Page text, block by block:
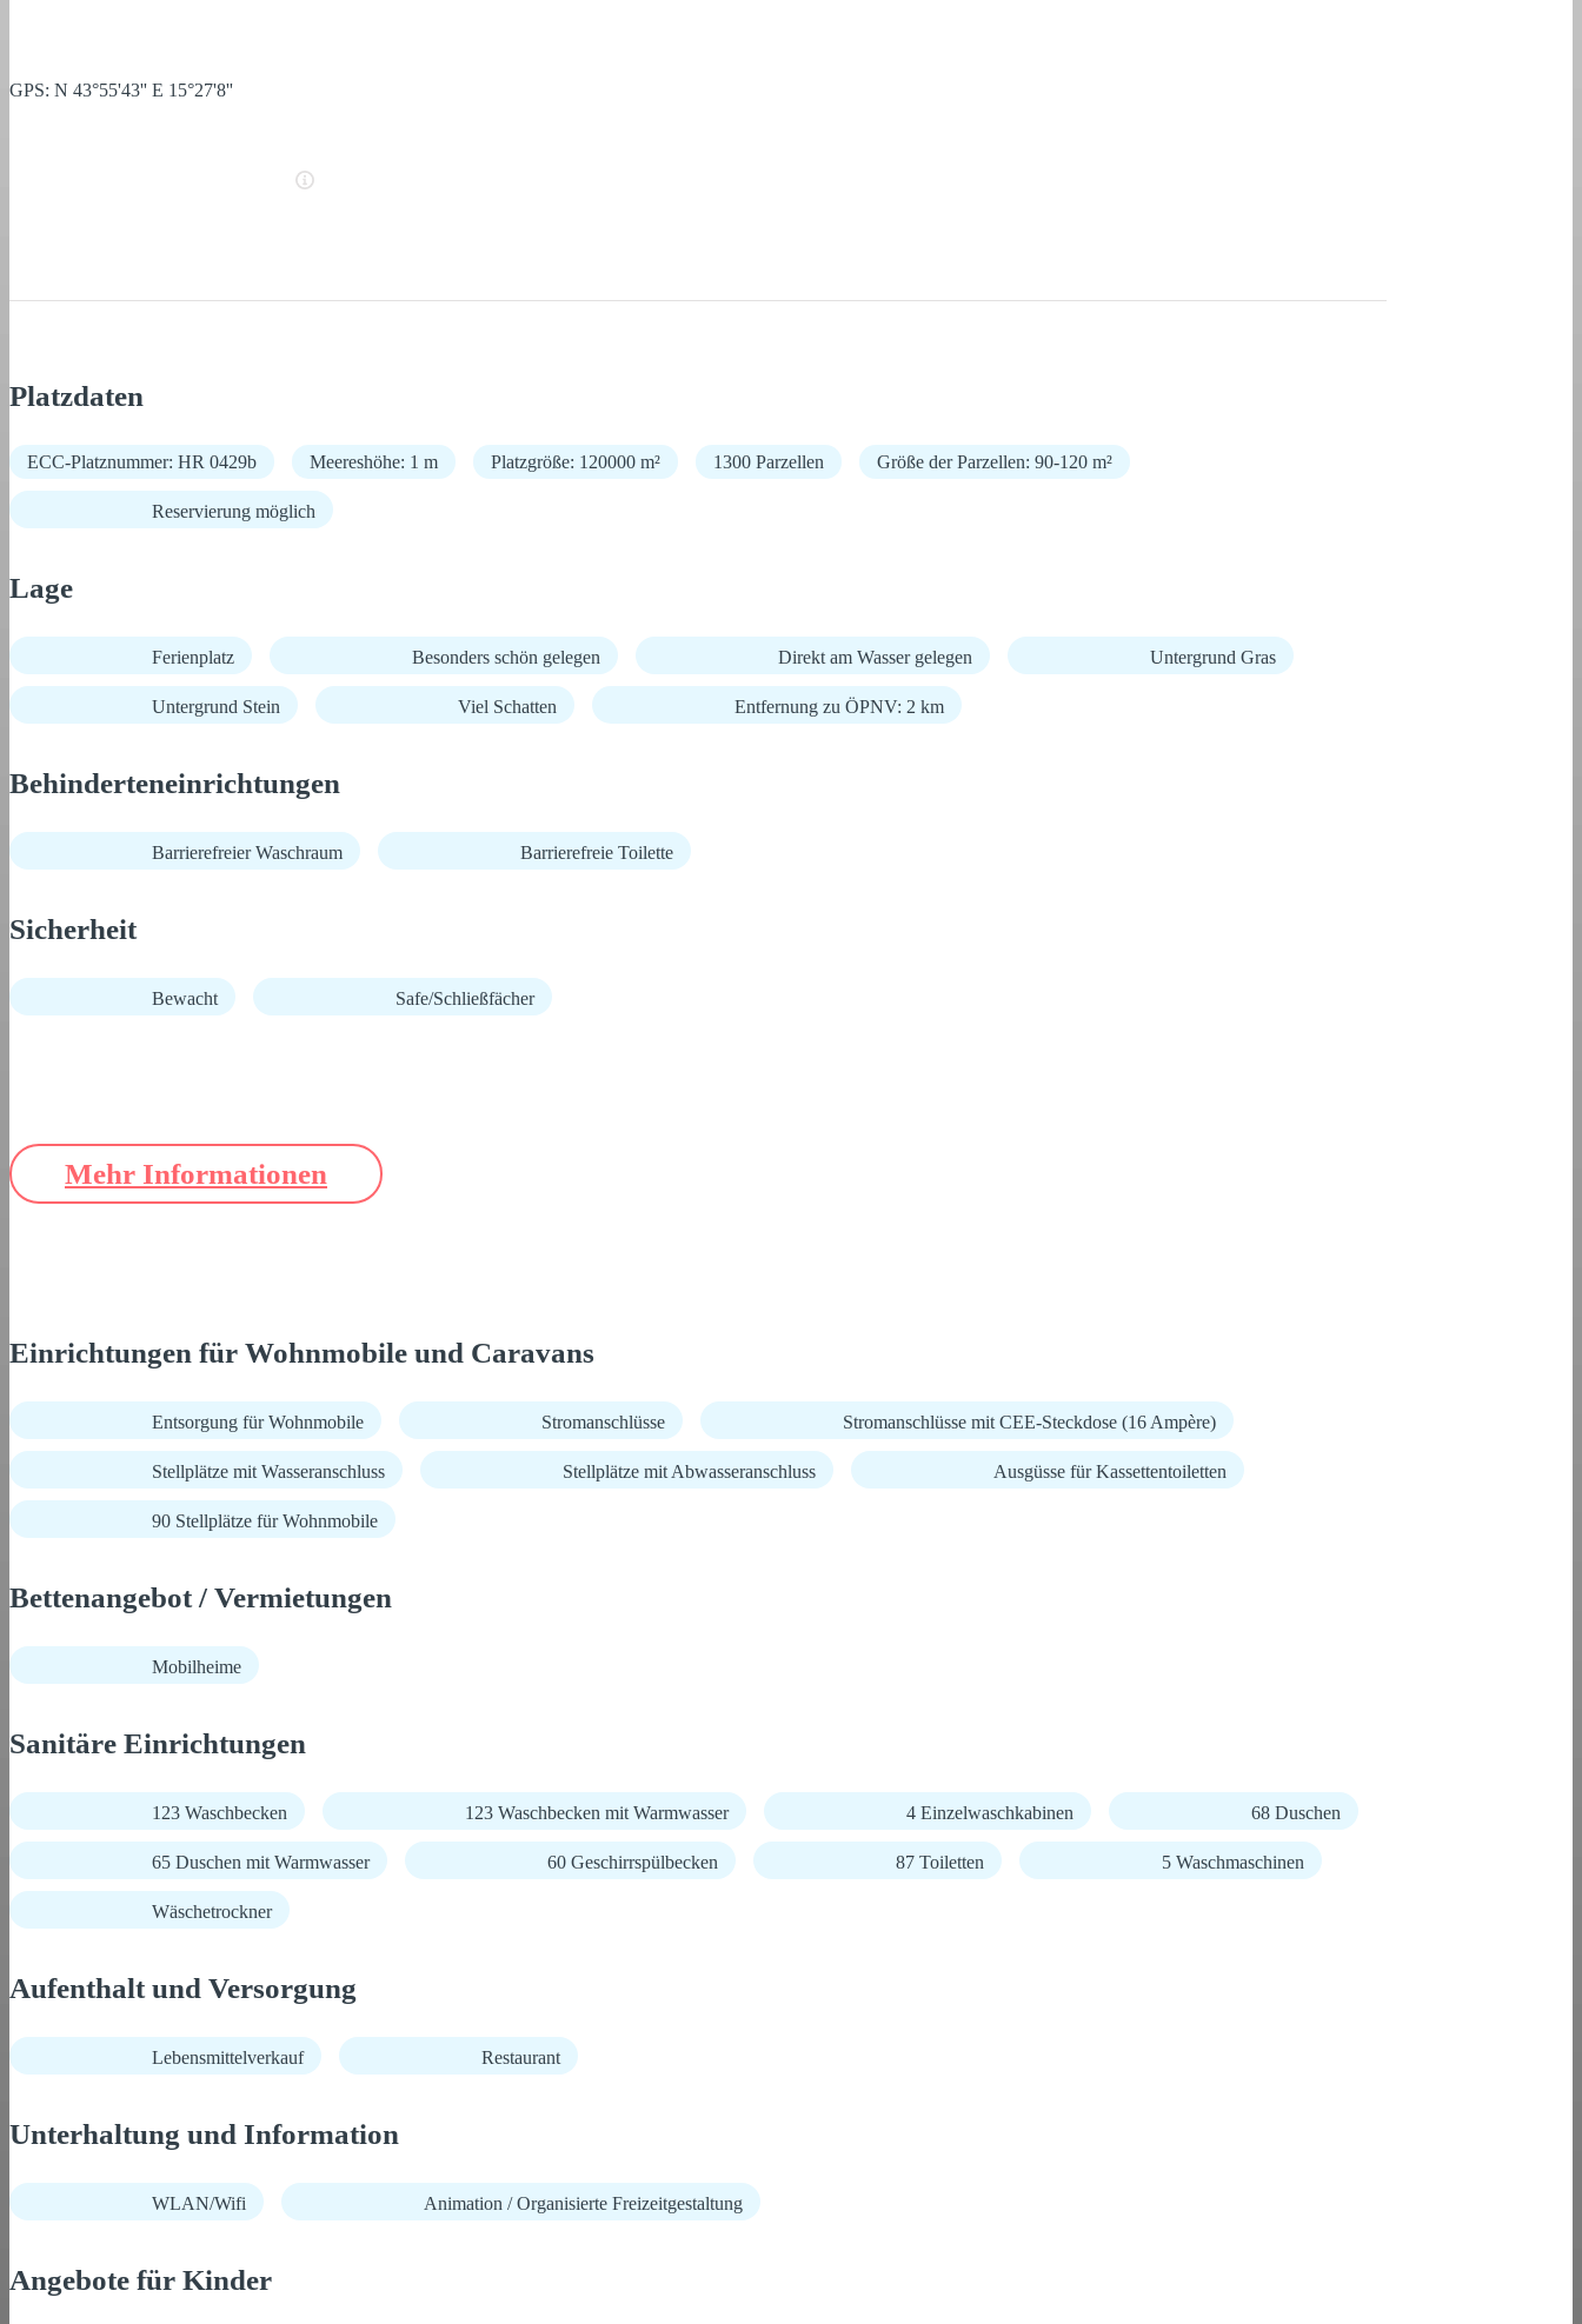
GPS: N 43°55'43'' E 15°27'8''
Platzdaten
ECC-Platznummer: HR 0429b Meereshöhe: 1 m Platzgröße: 120000 m² 1300 Parzellen Größe der Parzellen: 90-120 m²
Reservierung möglich
Lage
Ferienplatz Besonders schön gelegen Direkt am Wasser gelegen Untergrund Gras
Untergrund Stein Viel Schatten Entfernung zu ÖPNV: 2 km
Behinderteneinrichtungen
Barrierefreier Waschraum Barrierefreie Toilette
Sicherheit
Bewacht Safe/Schließfächer
Mehr Informationen
Einrichtungen für Wohnmobile und Caravans
Entsorgung für Wohnmobile Stromanschlüsse Stromanschlüsse mit CEE-Steckdose (16 Ampère)
Stellplätze mit Wasseranschluss Stellplätze mit Abwasseranschluss Ausgüsse für Kassettentoiletten
90 Stellplätze für Wohnmobile
Bettenangebot / Vermietungen
Mobilheime
Sanitäre Einrichtungen
123 Waschbecken 123 Waschbecken mit Warmwasser 4 Einzelwaschkabinen 68 Duschen
65 Duschen mit Warmwasser 60 Geschirrspülbecken 87 Toiletten 5 Waschmaschinen
Wäschetrockner
Aufenthalt und Versorgung
Lebensmittelverkauf Restaurant
Unterhaltung und Information
WLAN/Wifi Animation / Organisierte Freizeitgestaltung
Angebote für Kinder